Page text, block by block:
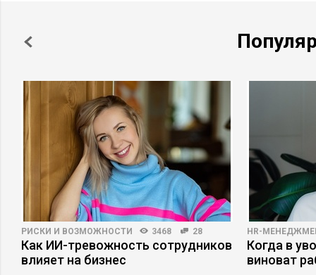
РИСКИ И ВОЗМОЖНОСТИ 3468 28
Как ИИ-тревожность сотрудников
влияет на бизнес
HR-
Когда в
виноват